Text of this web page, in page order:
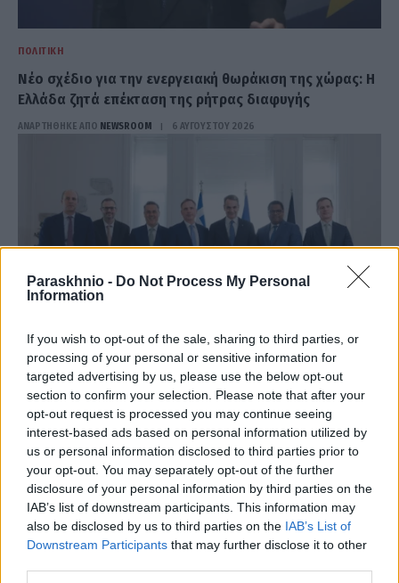
Paraskhnio - Do Not Process My Personal
Information
If you wish to opt-out of the sale, sharing to third parties, or
processing of your personal or sensitive information for
targeted advertising by us, please use the below opt-out
section to confirm your selection. Please note that after your
opt-out request is processed you may continue seeing
interest-based ads based on personal information utilized by
us or personal information disclosed to third parties prior to
your opt-out. You may separately opt-out of the further
disclosure of your personal information by third parties on the
IAB’s list of downstream participants. This information may
also be disclosed by us to third parties on the IAB’s List of
Downstream Participants that may further disclose it to other
ΠΟΛΙΤΙΚΉ
Νέο σχέδιο για την ενεργειακή θωράκιση της χώρας: Η
Ελλάδα ζητά επέκταση της ρήτρας διαφυγής
ΑΝΑΡΤΗΘΗΚΕ ΑΠΟ NEWSROOM 6 ΑΥΓΟΎΣΤΟΥ 2026
ΠΟΛΙΤΙΚΉ
Το μεγάλο γαλλικό «ναι» στο καλώδιο Ελλάδας –
Κύπρου
ΑΝΑΡΤΗΘΗΚΕ ΑΠΟ NEWSROOM 6 ΑΥΓΟΎΣΤΟΥ 2026